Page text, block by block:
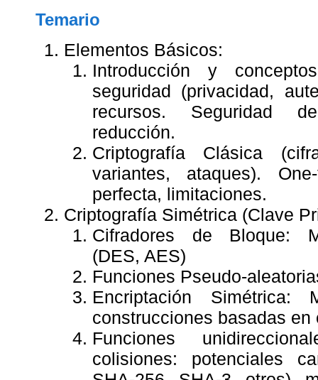
Temario
Elementos Básicos:
Introducción y
seguridad (privacidad,
recursos. Seguridad
reducción.
Criptografía Clásica
variantes, ataques).
perfecta, limitaciones.
Criptografía Simétrica (Clave
Cifradores de Bloque:
(DES, AES)
Funciones Pseudo-
Encriptación Simétrica:
construcciones basadas
Funciones
colisiones: potenciales